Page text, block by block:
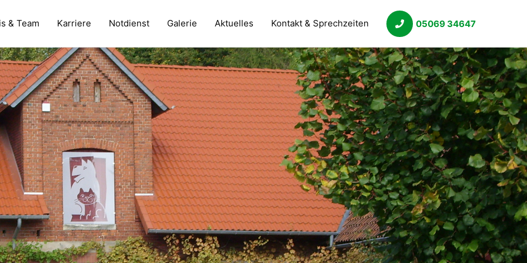
& Team Karriere Notdienst Galerie Aktuelles Kontakt & Sprechzeiten 05069 34647